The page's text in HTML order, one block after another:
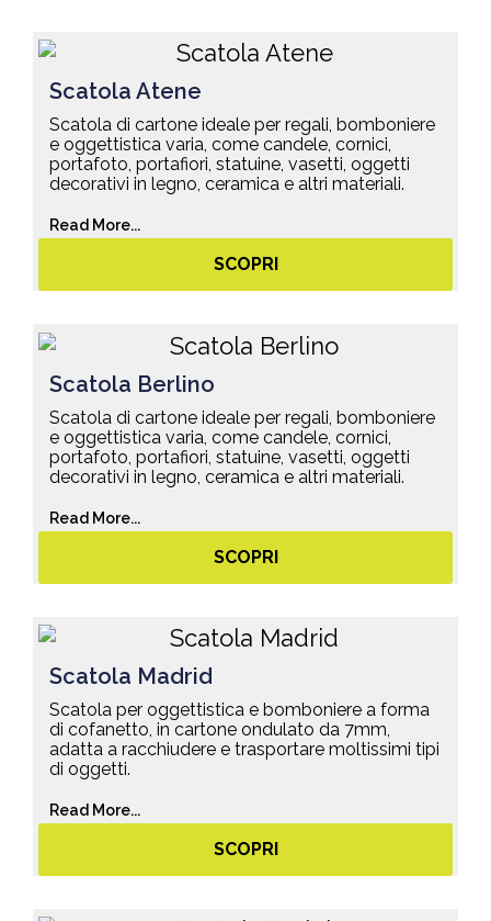
Scatola Atene
Scatola di cartone ideale per regali, bomboniere
e oggettistica varia, come candele, cornici,
portafoto, portafiori, statuine, vasetti, oggetti
decorativi in legno, ceramica e altri materiali.
Read More...
SCOPRI
Scatola Berlino
Scatola di cartone ideale per regali, bomboniere
e oggettistica varia, come candele, cornici,
portafoto, portafiori, statuine, vasetti, oggetti
decorativi in legno, ceramica e altri materiali.
Read More...
SCOPRI
Scatola Madrid
Scatola per oggettistica e bomboniere a forma
di cofanetto, in cartone ondulato da 7mm,
adatta a racchiudere e trasportare moltissimi tipi
di oggetti.
Read More...
SCOPRI